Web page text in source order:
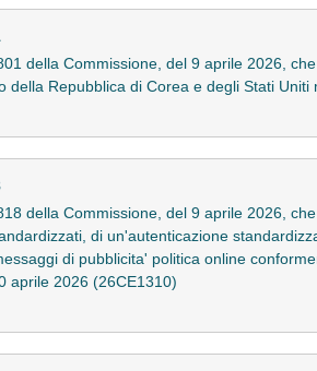
della Commissione, del 9 aprile 2026,
della Repubblica di Corea e degli Stati
della Commissione, del 9 aprile 2026,
di un'autenticazione
di pubblicita' politica online
aprile 2026 (26CE1310)